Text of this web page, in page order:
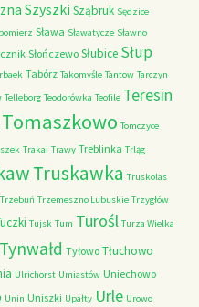
Szyszki Sząbruk Sędzice
Sława Sławatycze Sławno
Słończewo Słubice Słup
Tabórz Takomyśle Tantow Tarczyn
Telleborg Teodorówka Teofile Teresin
Tomaszkowo Tomczyce
Trakai Trawy Treblinka Trląg
Truskawka Truskolas
Trzebuń Trzemeszno Lubuskie Trzygłów
Tujsk Tum Turośl Turza Wielka
Tynwałd Tyłowo Tłuchowo
Ulrichorst Umiastów Uniechowo
Unin Uniszki Upałty Urle Urowo